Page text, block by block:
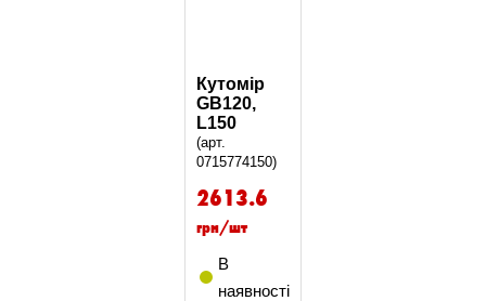
Кутомір
GB120,
L150
(арт.
0715774150)
2613.6
грн/шт
В
наявності